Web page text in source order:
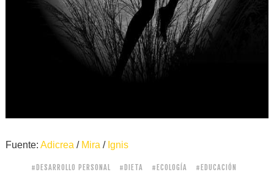
Fuente: Adicrea / Mira / Ignis
#DESARROLLO PERSONAL #DIETA #ECOLOGÍA
#EDUCACIÓN